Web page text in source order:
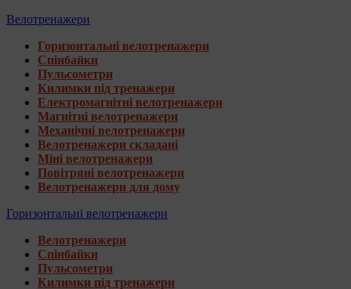
Велотренажери
Горизонтальні велотренажери
Спінбайки
Пульсометри
Килимки під тренажери
Електромагнітні велотренажери
Магнітні велотренажери
Механічні велотренажери
Велотренажери складані
Міні велотренажери
Повітряні велотренажери
Велотренажери для дому
Горизонтальні велотренажери
Велотренажери
Спінбайки
Пульсометри
Килимки під тренажери